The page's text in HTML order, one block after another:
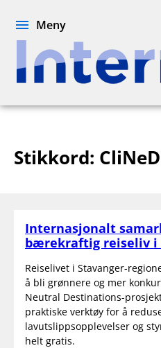
Meny
Stikkord:
Internasjonalt
bærekraftig reiseliv i
Reiselivet i Stavanger-
å bli grønnere og mer
Neutral Destinations-
praktiske verktøy for å
lavutslippsopplevelser og
helt gratis.